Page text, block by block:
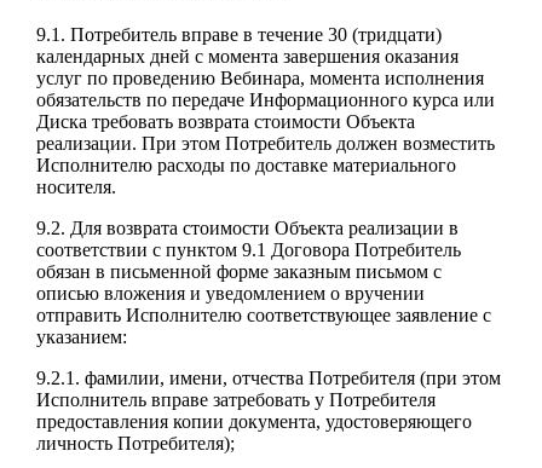
9.1. Потребитель вправе в течение 30 (тридцати)
календарных дней с момента завершения оказания
услуг по проведению Вебинара, момента исполнения
обязательств по передаче Информационного курса или
Диска требовать возврата стоимости Объекта
реализации. При этом Потребитель должен возместить
Исполнителю расходы по доставке материального
носителя.
9.2. Для возврата стоимости Объекта реализации в
соответствии с пунктом 9.1 Договора Потребитель
обязан в письменной форме заказным письмом с
описью вложения и уведомлением о вручении
отправить Исполнителю соответствующее заявление с
указанием:
9.2.1. фамилии, имени, отчества Потребителя (при этом
Исполнитель вправе затребовать у Потребителя
предоставления копии документа, удостоверяющего
личность Потребителя);